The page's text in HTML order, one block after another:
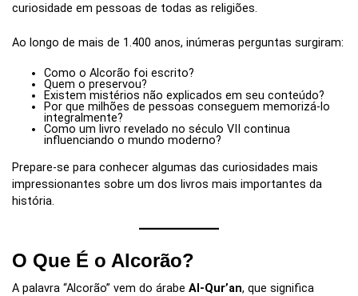
curiosidade em pessoas de todas as religiões.
Ao longo de mais de 1.400 anos, inúmeras perguntas surgiram:
Como o Alcorão foi escrito?
Quem o preservou?
Existem mistérios não explicados em seu conteúdo?
Por que milhões de pessoas conseguem memorizá-lo
integralmente?
Como um livro revelado no século VII continua
influenciando o mundo moderno?
Prepare-se para conhecer algumas das curiosidades mais
impressionantes sobre um dos livros mais importantes da
história.
O Que É o Alcorão?
A palavra “Alcorão” vem do árabe Al-Qur’an, que significa